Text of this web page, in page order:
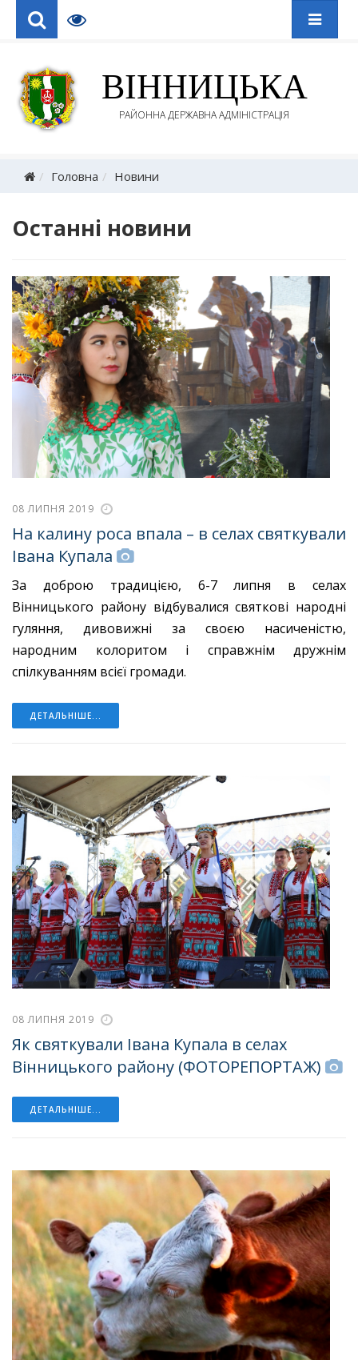
ВІННИЦЬКА
РАЙОННА ДЕРЖАВНА АДМІНІСТРАЦІЯ
Головна Новини
Останні новини
08 ЛИПНЯ 2019
На калину роса впала – в селах святкували
Івана Купала
За доброю традицією, 6-7 липня в селах
Вінницького району відбувалися святкові народні
гуляння, дивовижні за своєю насиченістю,
народним колоритом і справжнім дружнім
спілкуванням всієї громади.
ДЕТАЛЬНІШЕ...
08 ЛИПНЯ 2019
Як святкували Івана Купала в селах
Вінницького району (ФОТОРЕПОРТАЖ)
ДЕТАЛЬНІШЕ...